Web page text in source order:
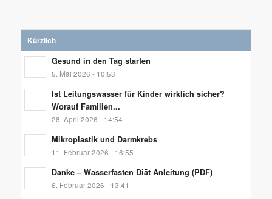
Kürzlich
Gesund in den Tag starten
5. Mai 2026 - 10:53
Ist Leitungswasser für Kinder wirklich sicher?
Worauf Familien...
28. April 2026 - 14:54
Mikroplastik und Darmkrebs
11. Februar 2026 - 16:55
Danke – Wasserfasten Diät Anleitung (PDF)
6. Februar 2026 - 13:41